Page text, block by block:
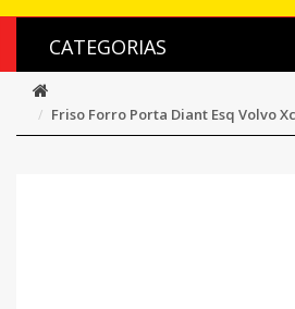
CATEGORIAS
Friso Forro Porta Diant Esq Volvo